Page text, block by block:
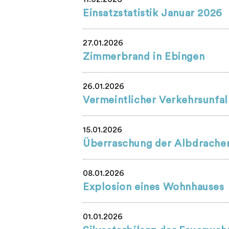
Einsatzstatistik Januar 2026
27.01.2026
Zimmerbrand in Ebingen
26.01.2026
Vermeintlicher
15.01.2026
Überraschung der
08.01.2026
Explosion eines Wohnhauses
01.01.2026